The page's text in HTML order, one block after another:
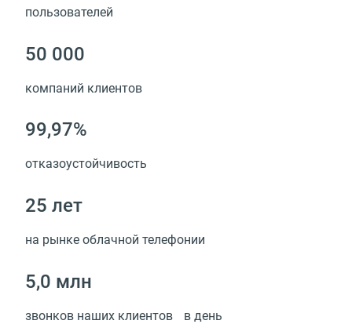
пользователей
50 000
компаний клиентов
99,97%
отказоустойчивость
25 лет
на рынке облачной телефонии
5,0 млн
звонков наших клиентов в день